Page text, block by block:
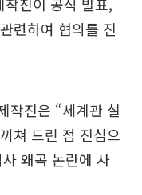
련하여 협의를 진
작진은 “세계관 설
쳐 드린 점 진심으
왜곡 논란에 사